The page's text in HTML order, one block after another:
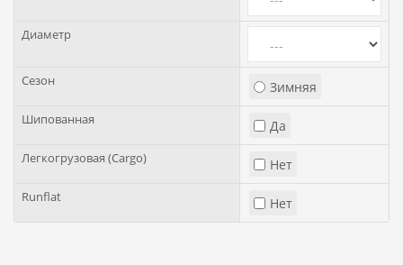
Диаметр
Сезон Зимняя
Шипованная Да
Легкогрузовая (Cargo) Нет
Runflat Нет